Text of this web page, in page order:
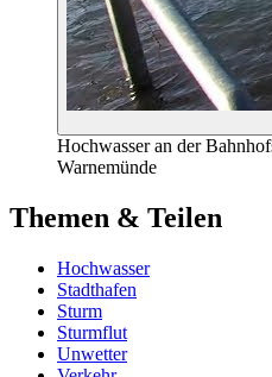
Hochwasser an der
Warnemünde
Themen & Teilen
Hochwasser
Stadthafen
Sturm
Sturmflut
Unwetter